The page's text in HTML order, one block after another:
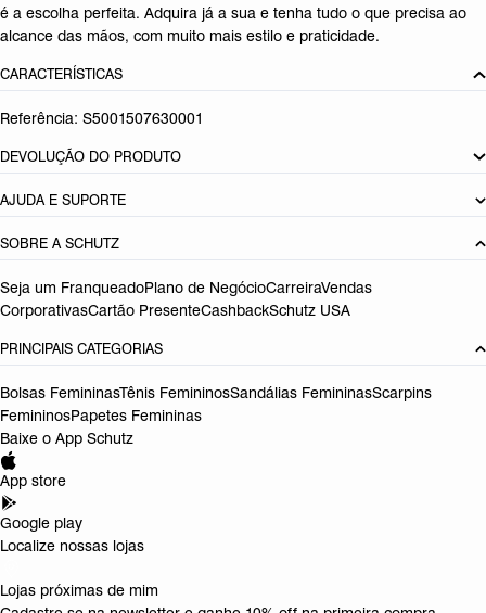
é a escolha perfeita. Adquira já a sua e tenha tudo o que precisa ao
alcance das mãos, com muito mais estilo e praticidade.
CARACTERÍSTICAS
Referência: S5001507630001
DEVOLUÇÃO DO PRODUTO
AJUDA E SUPORTE
SOBRE A SCHUTZ
Seja um FranqueadoPlano de NegócioCarreiraVendas
CorporativasCartão PresenteCashbackSchutz USA
PRINCIPAIS CATEGORIAS
Bolsas FemininasTênis FemininosSandálias FemininasScarpins
FemininosPapetes Femininas
Baixe o App Schutz
App store
Google play
Localize nossas lojas
Lojas próximas de mim